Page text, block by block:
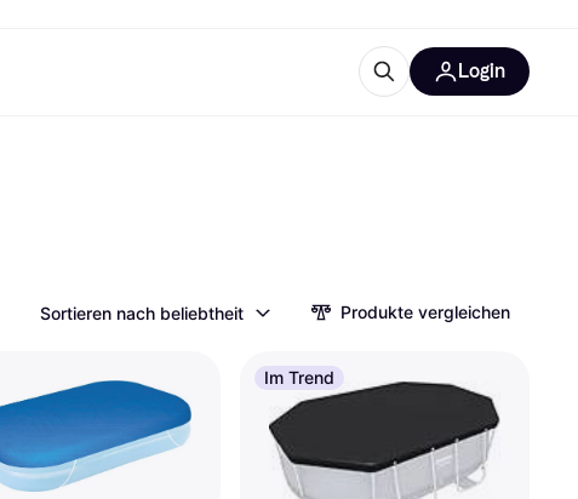
Login
Sortieren nach beliebtheit Produkte vergleichen
Im Trend